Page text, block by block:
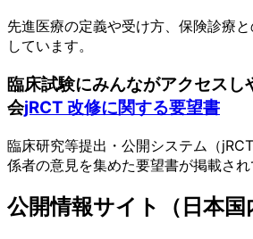
先進医療の定義や受け方、保険診療
しています。
臨床試験にみんながアクセスし
会jRCT 改修に関する要望書
臨床研究等提出・公開システム（
係者の意見を集めた要望書が掲載され
公開情報サイト（日本国